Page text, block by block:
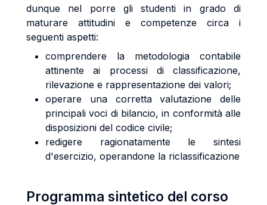
dunque nel porre gli studenti in grado di
maturare attitudini e competenze circa i
seguenti aspetti:
comprendere la metodologia contabile
attinente ai processi di classificazione,
rilevazione e rappresentazione dei valori;
operare una corretta valutazione delle
principali voci di bilancio, in conformità alle
disposizioni del codice civile;
redigere ragionatamente le sintesi
d'esercizio, operandone la riclassificazione
Programma sintetico del corso